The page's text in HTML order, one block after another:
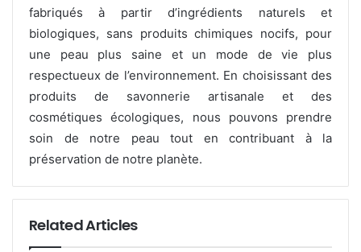
fabriqués à partir d’ingrédients naturels et
biologiques, sans produits chimiques nocifs, pour
une peau plus saine et un mode de vie plus
respectueux de l’environnement. En choisissant des
produits de savonnerie artisanale et des
cosmétiques écologiques, nous pouvons prendre
soin de notre peau tout en contribuant à la
préservation de notre planète.
Related Articles